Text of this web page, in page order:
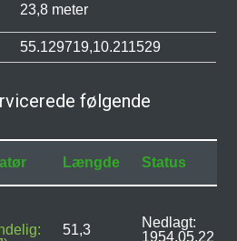
23,8 meter
55.129719,10.211529
følgende
Længde Status
51,3
Nedlagt:
1954.05.22